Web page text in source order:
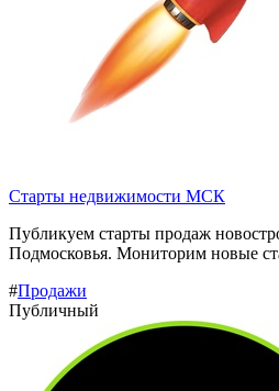
Старты недвижимости МСК
Публикуем старты продаж
Подмосковья. Мониторим новые
#Продажи
Публичный